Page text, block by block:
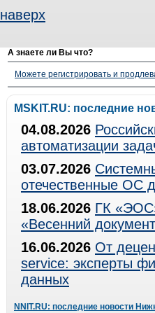
наверх
А знаете ли Вы что?
Можете регистрировать и
MSKIT.RU: последние
04.08.2026
автоматизации
03.07.2026
отечественные ОС
18.06.2026 ГК
«Весенний
16.06.2026 От
service: эксперты
данных
NNIT.RU: последние новости